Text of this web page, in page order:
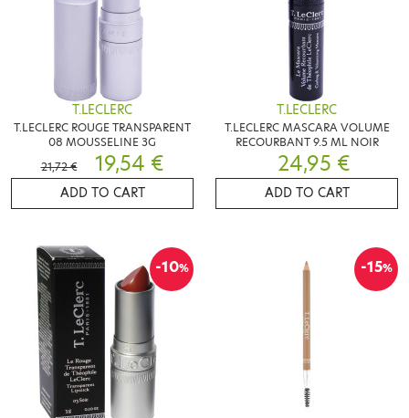
T.LECLERC
T.LECLERC ROUGE TRANSPARENT
08 MOUSSELINE 3G
21,72 €
19,54 €
ADD TO CART
T.LECLERC
T.LECLERC MASCARA VOLUME
RECOURBANT 9.5 ML NOIR
24,95 €
ADD TO CART
-10% -15%